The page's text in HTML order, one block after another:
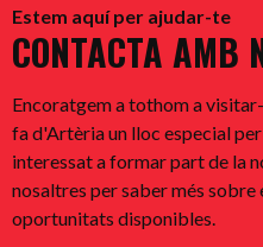
Estem aquí per ajudar-te
CONTACTA AMB
Encoratgem a tothom a
fa d'Artèria un lloc especial
interessat a formar part de la
nosaltres per saber més sobre
oportunitats disponibles.